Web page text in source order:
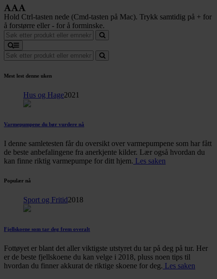
Hold Ctrl-tasten nede (Cmd-tasten på Mac). Trykk samtidig på + for
å forstørre eller - for å forminske.
Mest lest denne uken
Hus og Hage2021
Varmepumpene du bør vurdere nå
I denne samletesten får du oversikt over varmepumpene som har fått
de beste anbefalingene fra anerkjente kilder. Lær også hvordan du
kan finne riktig varmepumpe for ditt hjem. Les saken
Populær nå
Sport og Fritid2018
Fjellskoene som tar deg frem overalt
Fottøyet er blant det aller viktigste utstyret du tar på deg på tur. Her
er de beste fjellskoene du kan velge i 2018, pluss noen tips til
hvordan du finner akkurat de riktige skoene for deg. Les saken